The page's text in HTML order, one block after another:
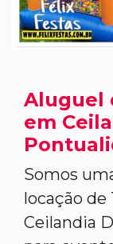
Aluguel
em
Somos
locação
Ceilandia